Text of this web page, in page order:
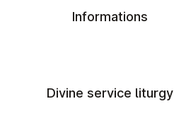
Informations
Divine service liturgy